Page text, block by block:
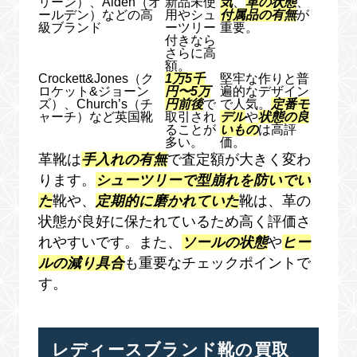
ールデン）などの高
級ブランド
用やシュ
ーツリー
付きなら
さらに高
額。
付属品の有無が
重要。
Crockett&Jones（ク
ロケット&ジョーン
ズ）、Church’s（チ
ャーチ）など英国靴
1万5千
円〜5万
円前後で
取引され
ることが
多い。
堅牢な作りと普
遍的なデザイン
で人気。
定番モ
デルや状態の良
いものは高評
価。
革靴は手入れの有無で査定額が大きく変わ
ります。
シューツリーで型崩れを防いでい
た靴や、 定期的に磨かれていた靴は、革の
状態が良好に保たれているため高く評価さ
れやすいです。また、
ソールの状態や ヒー
ルの減り具合も重要なチェックポイントで
す。
レディースブランド靴の買取